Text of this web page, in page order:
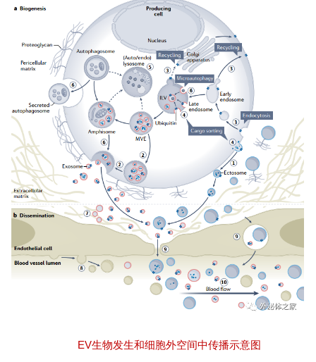
EV生物发生和细胞外空间中传播示意图